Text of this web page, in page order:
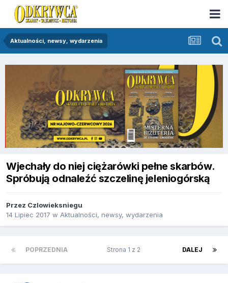
Aktualności, newsy, wydarzenia
Wjechały do niej ciężarówki pełne skarbów.
Spróbują odnaleźć szczelinę jeleniogórską
Przez Czlowieksniegu
14 Lipiec 2017 w Aktualności, newsy, wydarzenia
POPRZEDNIA DALEJ
Strona 1 z 2